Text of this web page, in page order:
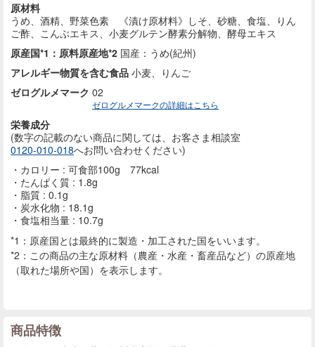
原材料
うめ、酒精、野菜色素 《漬け原材料》しそ、砂糖、食塩、りん
ご酢、こんぶエキス、小麦グルテン酵素分解物、酵母エキス
原産国*1：原料原産地*2 国産：うめ(紀州)
アレルギー物質を含む食品 小麦、りんご
ゼログルメマーク 02
ゼログルメマークの詳細はこちら
栄養成分
(数字の記載のない商品に関しては、お客さま相談室
0120-010-018へお問い合わせください)
カロリー : 可食部100g 77kcal
たんぱく質 : 1.8g
脂質 : 0.1g
炭水化物 : 18.1g
食塩相当量 : 10.7g
*1：原産国とは最終的に製造・加工された国をいいます。
*2：この商品の主な原材料（農産・水産・畜産品など）の原産地
（取れた場所や国）を表示します。
商品特徴